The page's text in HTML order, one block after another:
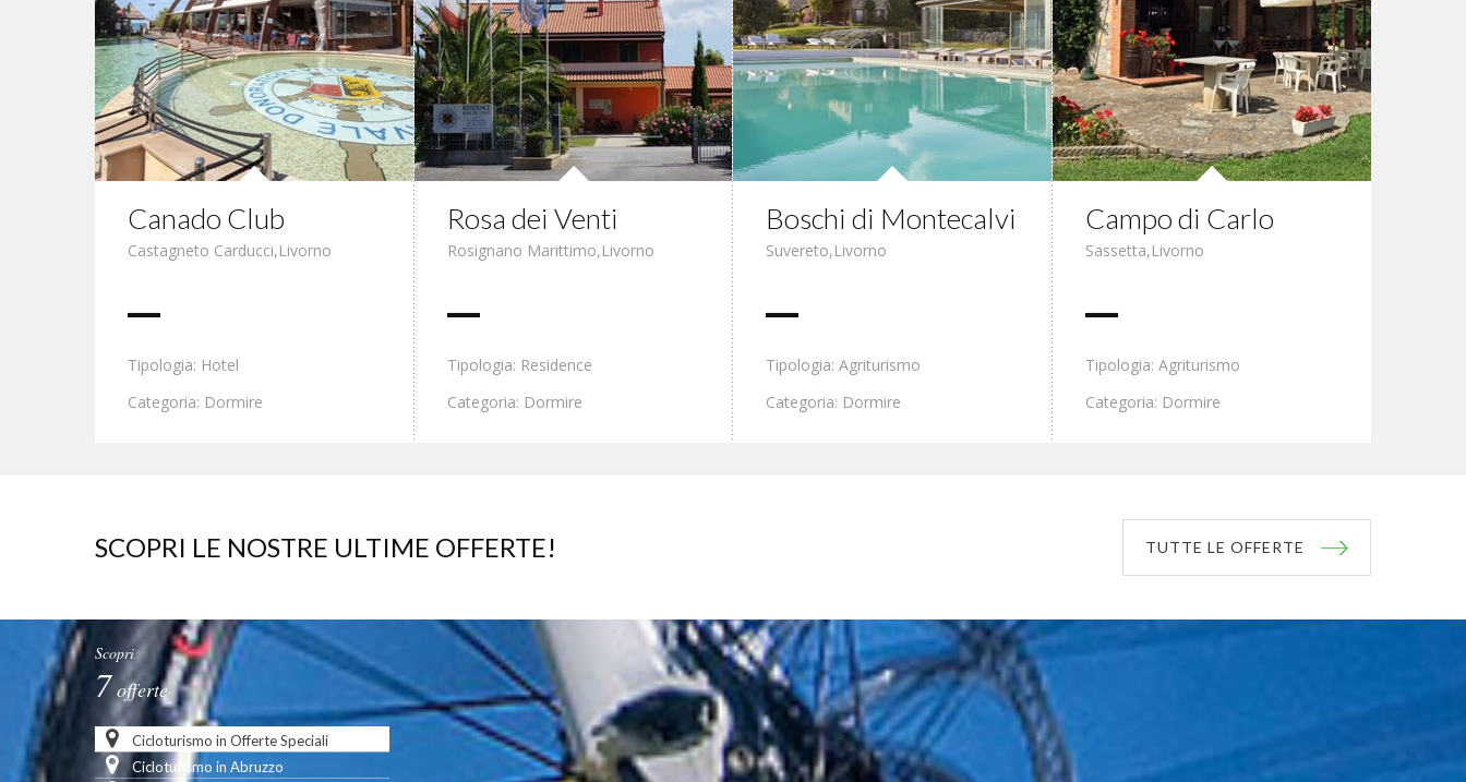
Canado Club
Castagneto Carducci,Livorno
Tipologia: Hotel
Categoria: Dormire
Rosa dei Venti
Rosignano Marittimo,Livorno
Tipologia: Residence
Categoria: Dormire
Boschi di Montecalvi
Suvereto,Livorno
Tipologia: Agriturismo
Categoria: Dormire
Campo di Carlo
Sassetta,Livorno
Tipologia: Agriturismo
Categoria: Dormire
SCOPRI LE NOSTRE ULTIME OFFERTE! TUTTE LE OFFERTE
Scopri
7 offerte
Cicloturismo in Offerte Speciali
Cicloturismo in Abruzzo